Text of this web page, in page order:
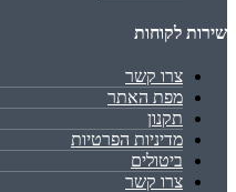
שירות לקוחות
צרו קשר
מפת האתר
תקנון
מדיניות הפרטיות
ביטולים
צרו קשר